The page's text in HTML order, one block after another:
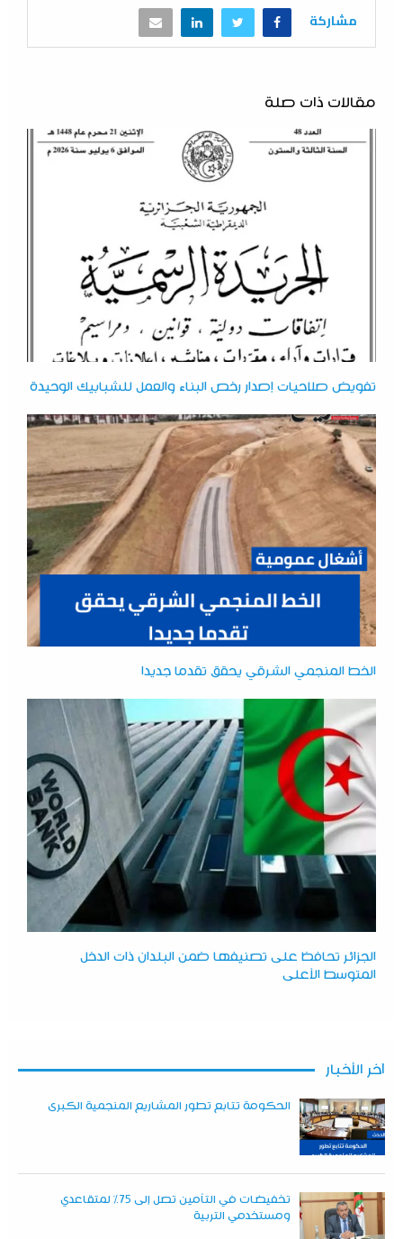
مشاركة
مقالات ذات صلة
تفويض صلاحيات إصدار رخص البناء والعمل للشبابيك الوحيدة
الخط المنجمي الشرقي يحقق تقدما جديدا
الجزائر تحافظ على تصنيفها ضمن البلدان ذات الدخل
المتوسط الأعلى
آخر الأخبار
الحكومة تتابع تطور المشاريع المنجمية الكبرى
تخفيضات في التأمين تصل إلى 75% لمتقاعدي
ومستخدمي التربية